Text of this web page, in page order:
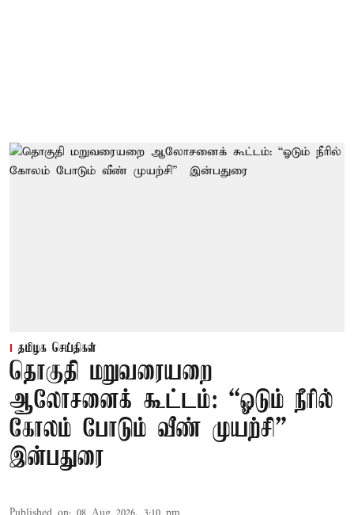
தமிழக செய்திகள்
தொகுதி மறுவரையறை
ஆலோசனைக் கூட்டம்: “ஓடும் நீரில்
கோலம் போடும் வீண் முயற்சி” –
இன்பதுரை